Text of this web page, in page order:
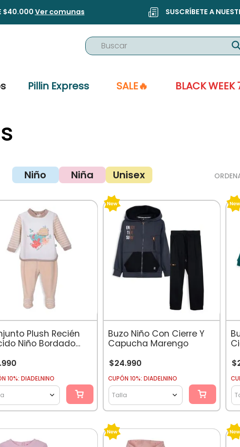
$40.000 Ver comunas SUSCRÍBETE A
Buscar
Pillin Express SALE🔥 BLACK WEEK
Niño Niña Unisex
Plush Recién
Niño Bordado
.990
10%: DIADELNINO
Buzo Niño Con Cierre Y
Capucha Marengo
$24.990
CUPÓN 10%: DIADELNINO
Talla
$